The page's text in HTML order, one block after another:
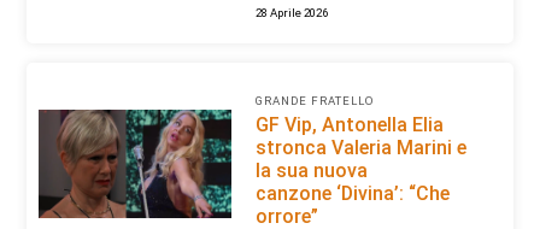
28 Aprile 2026
GRANDE FRATELLO
GF Vip, Antonella Elia
stronca Valeria Marini e
la sua nuova
canzone ‘Divina’: “Che
orrore”